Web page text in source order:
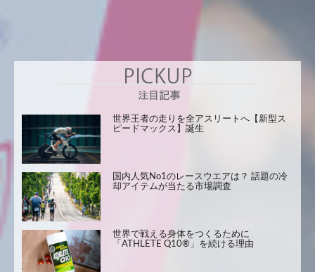
世界王者の走りを全アスリートへ【新型ス
ピードマックス】誕生
国内人気No1のレースウエアは？ 話題の冷
却アイテムが当たる市場調査
世界で戦える身体をつくるために
「ATHLETE Q10®」を続ける理由